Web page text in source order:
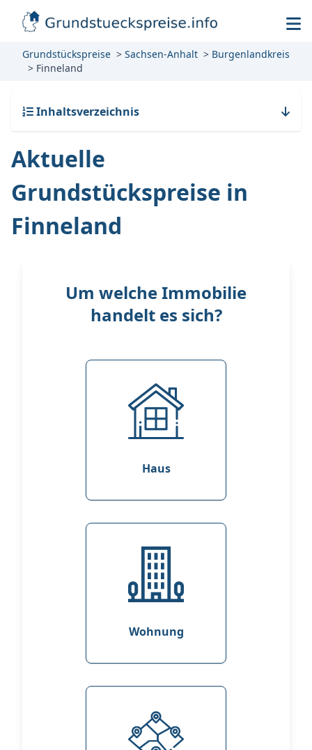
Grundstückspreise Sachsen-Anhalt
Burgenlandkreis
Finneland
Inhaltsverzeichnis
Aktuelle
Grundstückspreise in
Finneland
Um welche Immobilie
handelt es sich?
Haus
Wohnung